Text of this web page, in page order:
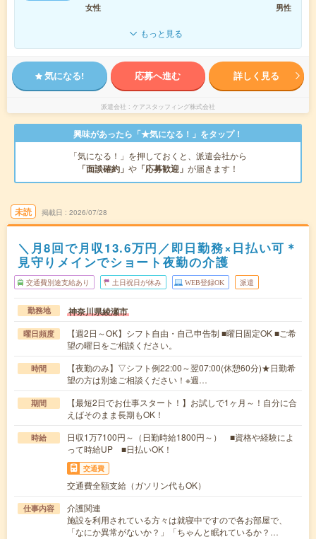
女性
男性
もっと見る
気になる! 応募へ進む 詳しく見る
派遣会社 ケアスタッフィング株式会社
興味があったら「★気になる！」をタップ！
「気になる！」を押しておくと、派遣会社から
「面談確約」 や 「応募歓迎」 が届きます！
未読 掲載日 2026/07/28
＼月8回で月収13.6万円／即日勤務×日払い可＊
見守りメインでショート夜勤の介護
交通費別途支給あり 土日祝日が休み WEB登録OK 派遣
勤務地 神奈川県綾瀬市
曜日頻度
【週2日～OK】シフト自由・自己申告制 ■曜日固定OK ■ご希
望の曜日をご相談ください。
時間
【夜勤のみ】▽シフト例22:00～翌07:00(休憩60分)★日勤希
望の方は別途ご相談ください！※週…
期間
【最短2日でお仕事スタート！】お試しで1ヶ月～！自分に合
えばそのまま長期もOK！
時給
日収1万7100円～（日勤時給1800円～） ■資格や経験によ
って時給UP ■日払いOK！
交通費
交通費全額支給（ガソリン代もOK）
仕事内容
介護関連
施設を利用されている方々は就寝中ですので各お部屋で、
「なにか異常がないか？」「ちゃんと眠れているか？…